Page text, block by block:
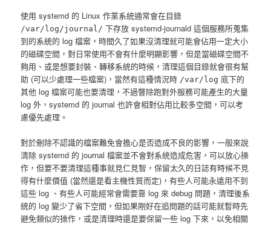
使用 systemd 的 Linux 作業系統通常會在目錄
/var/log/journal/ 下存放 systemd-journald 這個服務所蒐集
到的系統的 log 檔案，時間久了如果沒清理就可能會佔用一定大小
的磁碟空間，對日常使用不會有什麼明顯影響，但是當磁碟空間不
夠用、或是想要封裝、轉移系統的時候，清理這個目錄就會很有幫
助 (可以少處理一些檔案)，當然有這種情況時 /var/log 底下的
其他 log 檔案可能也要清理，不過瞥除跑對外服務可能產生的大量
log 外，systemd 的 journal 也許會相對佔用比較多空間，可以考
慮優先處理。
對於刪除不認識的檔案難免會擔心是否造成不良的影響，一般來說
清除 systemd 的 journal 檔案並不會對系統造成危害，可以放心操
作，但要不要清理這種事就見仁見智，保留太久的日誌有時候不見
得有什麼價值 (當然還是看主機性質而定)，有些人可能永遠用不到
這些 log 、有些人可能經常會需要靠 log 來 debug 問題，清理後系
統的 log 變少了省下空間，但如果剛好在追問題的話可能就暫時先
避免類似的操作，或是清理時還是要保留一些 log 下來，以免相關